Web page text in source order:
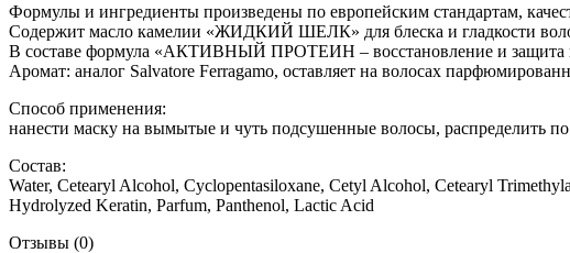
Формулы и ингредиенты произведены по европейским стандартам,
Содержит масло камелии «ЖИДКИЙ ШЕЛК» для блеска и гладкости
В составе формула «АКТИВНЫЙ ПРОТЕИН – восстановление и защита
Аромат: аналог Salvatore Ferragamo, оставляет на волосах
Способ применения:
нанести маску на вымытые и чуть подсушенные волосы, распределить
Состав:
Water, Cetearyl Alcohol, Cyclopentasiloxane, Cetyl Alcohol, Cetearyl
Hydrolyzed Keratin, Parfum, Panthenol, Lactic Acid
Отзывы (0)